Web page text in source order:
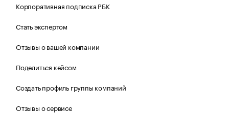
Корпоративная подписка РБК
Стать экспертом
Отзывы о вашей компании
Поделиться кейсом
Создать профиль группы компаний
Отзывы о сервисе